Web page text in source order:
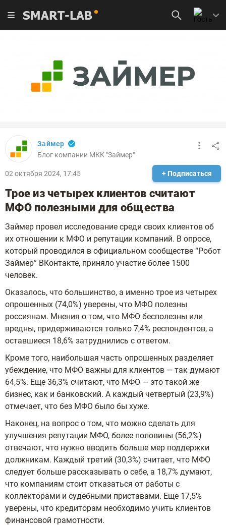
SMART-LAB
Займер
Блог компании МКК "Займер"
02 октября 2024, 17:45 + Подписаться
Трое из четырех клиентов считают
МФО полезными для общества
Займер провел исследование среди своих клиентов об
их отношении к МФО и репутации компаний. В опросе,
который проводился в официальном сообществе “Робот
Займер” ВКонтакте, приняло участие более 1500
человек.
Оказалось, что большинство, а именно трое из четырех
опрошенных (74,0%) уверены, что МФО полезны
россиянам. Мнения о том, что МФО бесполезны или
вредны, придерживаются только 7,4% респондентов, а
оставшиеся 18,6% затруднились с ответом.
Кроме того, наибольшая часть опрошенных разделяет
убеждение, что МФО важны для клиентов — так думают
64,5%. Еще 36,3% считают, что МФО — это такой же
бизнес, как и банковский. А каждый четвертый (23,9%)
отмечает, что без МФО было бы хуже.
Наконец, на вопрос о том, что можно сделать для
улучшения репутации МФО, более половины (56,2%)
отвечают, что нужно вводить больше мер поддержки
должникам. Каждый третий (30,3%) считает, что МФО
следует больше рассказывать о себе, а 18,7% думают,
что компаниям стоит отказаться от работы с
коллекторами и судебными приставами. Еще 17,5%
уверены, что кредиторам необходимо учить клиентов
финансовой грамотности.